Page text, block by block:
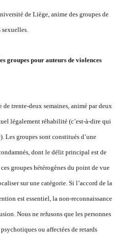
de Liège, anime des groupes de
groupes pour auteurs de violences
trente-deux semaines, animé par deux
légalement réhabilité (c’est-à-dire qui
Les groupes sont constitués d’une
dont le délit principal est de
groupes hétérogènes du point de vue
sur une catégorie. Si l’accord de la
est essentiel, la non-reconnaissance
Nous ne refusons que les personnes
ou affectées de retards